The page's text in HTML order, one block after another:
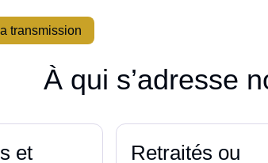
transmission
À qui s’adresse
et
Retraités ou